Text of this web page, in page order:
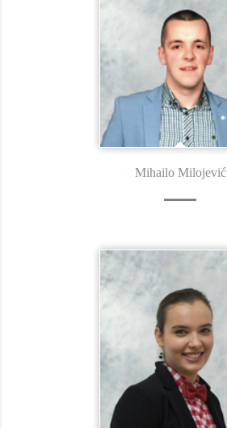
Mihailo Milojević